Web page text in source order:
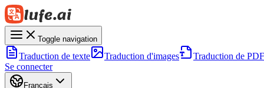
Toggle navigation
Traduction de texte Traduction d'images Traduction de PDF
Se connecter
Français